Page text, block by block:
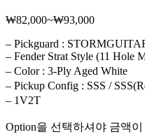
₩82,000~₩93,000가
범
위:
– Pickguard :
– Fender Strat Style (11 Hole
– Color : 3-Ply Aged White
– Pickup Config : SSS /
– 1V2T
Option을 선택하셔야 금액